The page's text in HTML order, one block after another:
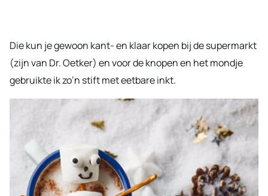
Die kun je gewoon kant- en klaar kopen bij de supermarkt
(zijn van Dr. Oetker) en voor de knopen en het mondje
gebruikte ik zo’n stift met eetbare inkt.